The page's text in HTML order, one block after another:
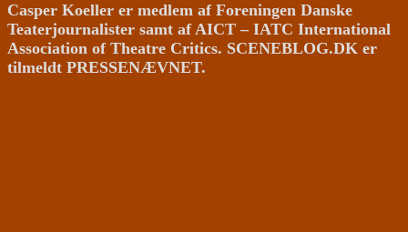
Casper Koeller er medlem af Foreningen Danske
Teaterjournalister samt af AICT – IATC International
Association of Theatre Critics. SCENEBLOG.DK er
tilmeldt PRESSENÆVNET.